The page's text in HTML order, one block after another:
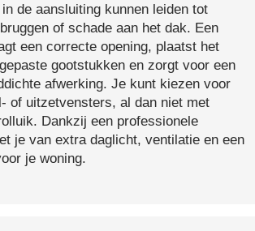
de aansluiting kunnen leiden tot
of schade aan het dak. Een
een correcte opening, plaatst het
gootstukken en zorgt voor een
afwerking. Je kunt kiezen voor
of uitzetvensters, al dan niet met
Dankzij een professionele
je van extra daglicht, ventilatie en een
je woning.